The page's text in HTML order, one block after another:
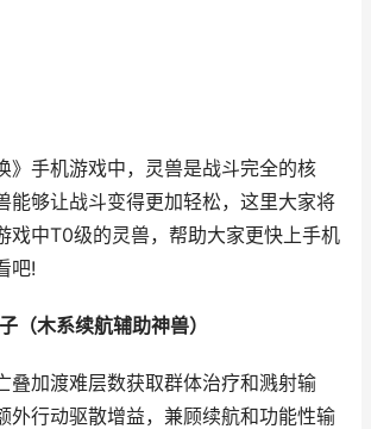
手机游戏中，灵兽是战斗完全的核
能够让战斗变得更加轻松，这里大家将
戏中T0级的灵兽，帮助大家更快上手机
吧!
（木系续航辅助神兽）
加渡难层数获取群体治疗和溅射输
外行动驱散增益，兼顾续航和功能性输